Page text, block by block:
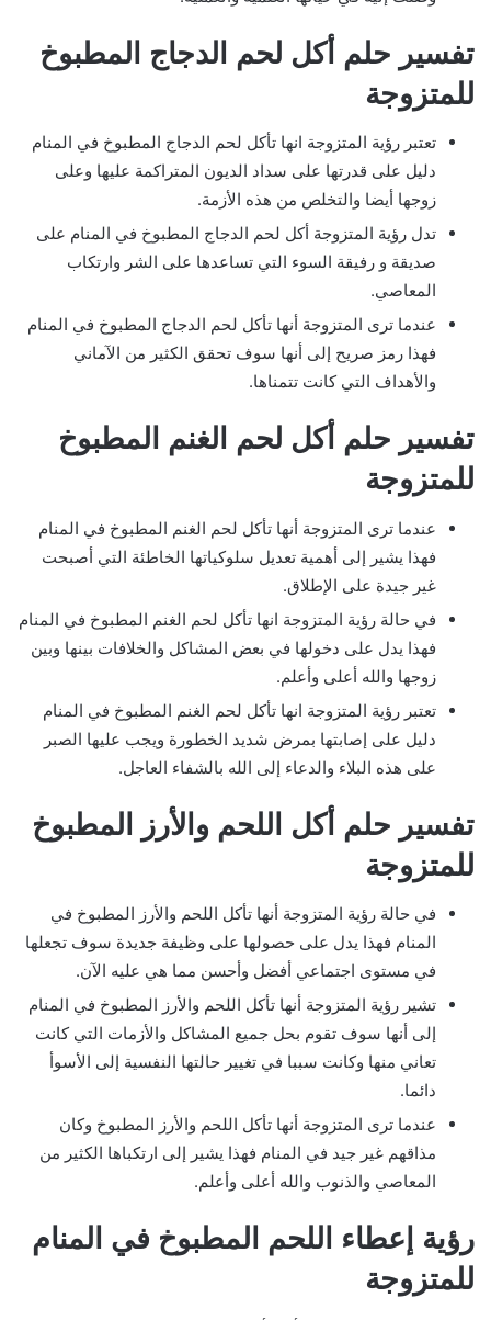
تفسير حلم أكل لحم الدجاج المطبوخ
للمتزوجة
تعتبر رؤية المتزوجة انها تأكل لحم الدجاج المطبوخ في المنام
دليل على قدرتها على سداد الديون المتراكمة عليها وعلى
زوجها أيضا والتخلص من هذه الأزمة.
تدل رؤية المتزوجة أكل لحم الدجاج المطبوخ في المنام على
صديقة و رفيقة السوء التي تساعدها على الشر وارتكاب
المعاصي.
عندما ترى المتزوجة أنها تأكل لحم الدجاج المطبوخ في المنام
فهذا رمز صريح إلى أنها سوف تحقق الكثير من الآماني
والأهداف التي كانت تتمناها.
تفسير حلم أكل لحم الغنم المطبوخ
للمتزوجة
عندما ترى المتزوجة أنها تأكل لحم الغنم المطبوخ في المنام
فهذا يشير إلى أهمية تعديل سلوكياتها الخاطئة التي أصبحت
غير جيدة على الإطلاق.
في حالة رؤية المتزوجة انها تأكل لحم الغنم المطبوخ في المنام
فهذا يدل على دخولها في بعض المشاكل والخلافات بينها وبين
زوجها والله أعلى وأعلم.
تعتبر رؤية المتزوجة انها تأكل لحم الغنم المطبوخ في المنام
دليل على إصابتها بمرض شديد الخطورة ويجب عليها الصبر
على هذه البلاء والدعاء إلى الله بالشفاء العاجل.
تفسير حلم أكل اللحم والأرز المطبوخ
للمتزوجة
في حالة رؤية المتزوجة أنها تأكل اللحم والأرز المطبوخ في
المنام فهذا يدل على حصولها على وظيفة جديدة سوف تجعلها
في مستوى اجتماعي أفضل وأحسن مما هي عليه الآن.
تشير رؤية المتزوجة أنها تأكل اللحم والأرز المطبوخ في المنام
إلى أنها سوف تقوم بحل جميع المشاكل والأزمات التي كانت
تعاني منها وكانت سببا في تغيير حالتها النفسية إلى الأسوأ
دائما.
عندما ترى المتزوجة أنها تأكل اللحم والأرز المطبوخ وكان
مذاقهم غير جيد في المنام فهذا يشير إلى ارتكباها الكثير من
المعاصي والذنوب والله أعلى وأعلم.
رؤية إعطاء اللحم المطبوخ في المنام
للمتزوجة